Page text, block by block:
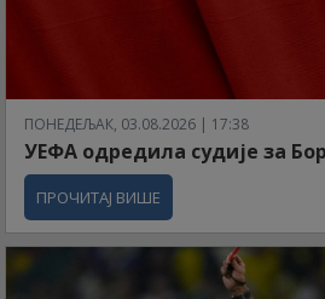
ПОНЕДЕЉАК, 03.08.2026 | 17:38
УЕФА одредила судије за
ПРОЧИТАЈ ВИШЕ